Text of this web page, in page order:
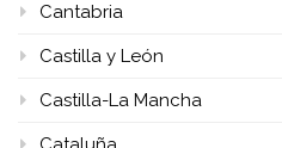
Cantabria
Castilla y León
Castilla-La Mancha